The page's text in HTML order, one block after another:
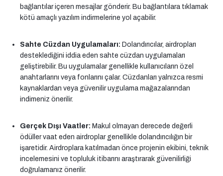
bağlantılar içeren mesajlar gönderir. Bu bağlantılara tıklamak
kötü amaçlı yazılım indirmelerine yol açabilir.
Sahte Cüzdan Uygulamaları: Dolandırıcılar, airdropları
desteklediğini iddia eden sahte cüzdan uygulamaları
geliştirebilir. Bu uygulamalar genellikle kullanıcıların özel
anahtarlarını veya fonlarını çalar. Cüzdanları yalnızca resmi
kaynaklardan veya güvenilir uygulama mağazalarından
indimeniz önerilir.
Gerçek Dışı Vaatler: Makul olmayan derecede değerli
ödüller vaat eden airdroplar genellikle dolandırıcılığın bir
işaretidir. Airdroplara katılmadan önce projenin ekibini, teknik
incelemesini ve topluluk itibarını araştırarak güvenilirliği
doğrulamanız önerilir.